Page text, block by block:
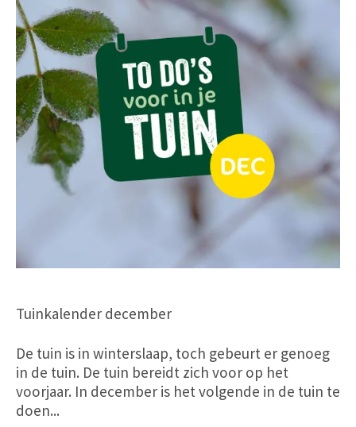
Tuinkalender december
De tuin is in winterslaap, toch gebeurt er genoeg
in de tuin. De tuin bereidt zich voor op het
voorjaar. In december is het volgende in de tuin te
doen...